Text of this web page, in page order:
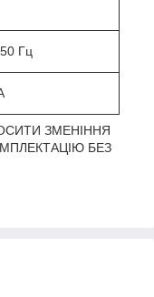
Гц
ЗМЕНІННЯ
БЕЗ